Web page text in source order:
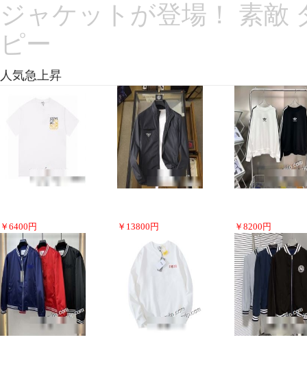
ジャケットが登場！ 素敵
ピー
人気急上昇
￥ 6400 円 ￥ 13800 円 ￥ 8200 円